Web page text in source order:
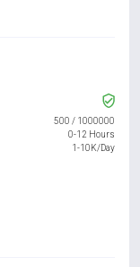
500 / 1000000
0-12 Hours
1-10K/Day